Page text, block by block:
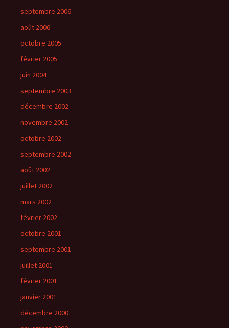
septembre 2006
août 2006
octobre 2005
février 2005
juin 2004
septembre 2003
décembre 2002
novembre 2002
octobre 2002
septembre 2002
août 2002
juillet 2002
mars 2002
février 2002
octobre 2001
septembre 2001
juillet 2001
février 2001
janvier 2001
décembre 2000